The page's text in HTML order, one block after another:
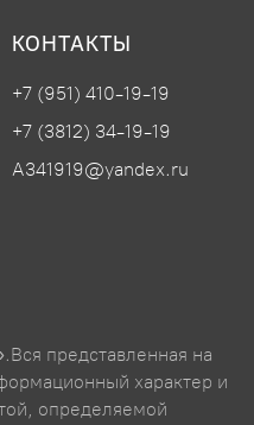
КОНТАКТЫ
+7 (951) 410-19-19
+7 (3812) 34-19-19
A341919@yandex.ru
представленная на
характер и
определяемой